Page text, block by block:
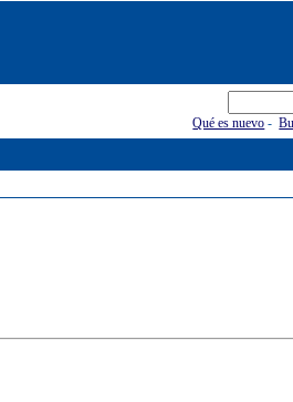
Qué es nuevo -